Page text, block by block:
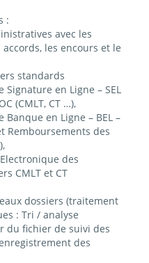
:
avec les
les encours et le
standards
en Ligne – SEL
(CMLT, CT …),
en Ligne – BEL –
Remboursements des
des
CMLT et CT
dossiers (traitement
: Tri / analyse
du fichier de suivi des
des